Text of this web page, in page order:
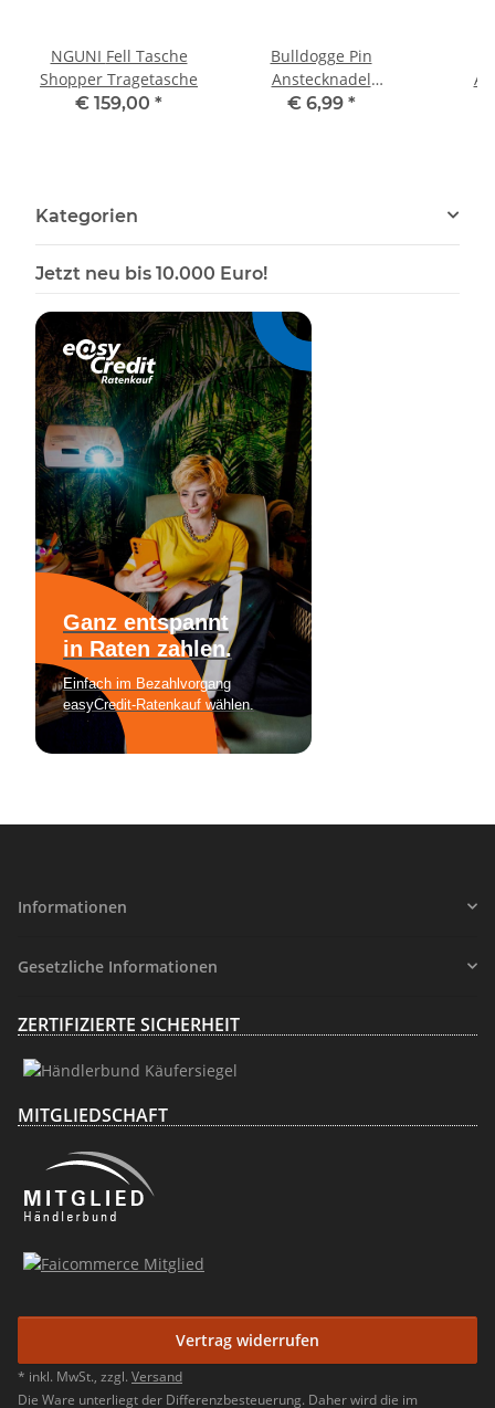
NGUNI Fell Tasche
Shopper Tragetasche
€ 159,00 *
Bulldogge Pin
Anstecknadel
Anstecker Button
€ 6,99 *
Kategorien
Jetzt neu bis 10.000 Euro!
Informationen
Gesetzliche Informationen
ZERTIFIZIERTE SICHERHEIT
MITGLIEDSCHAFT
Vertrag widerrufen
* inkl. MwSt., zzgl. Versand
Die Ware unterliegt der Differenzbesteuerung. Daher wird die im